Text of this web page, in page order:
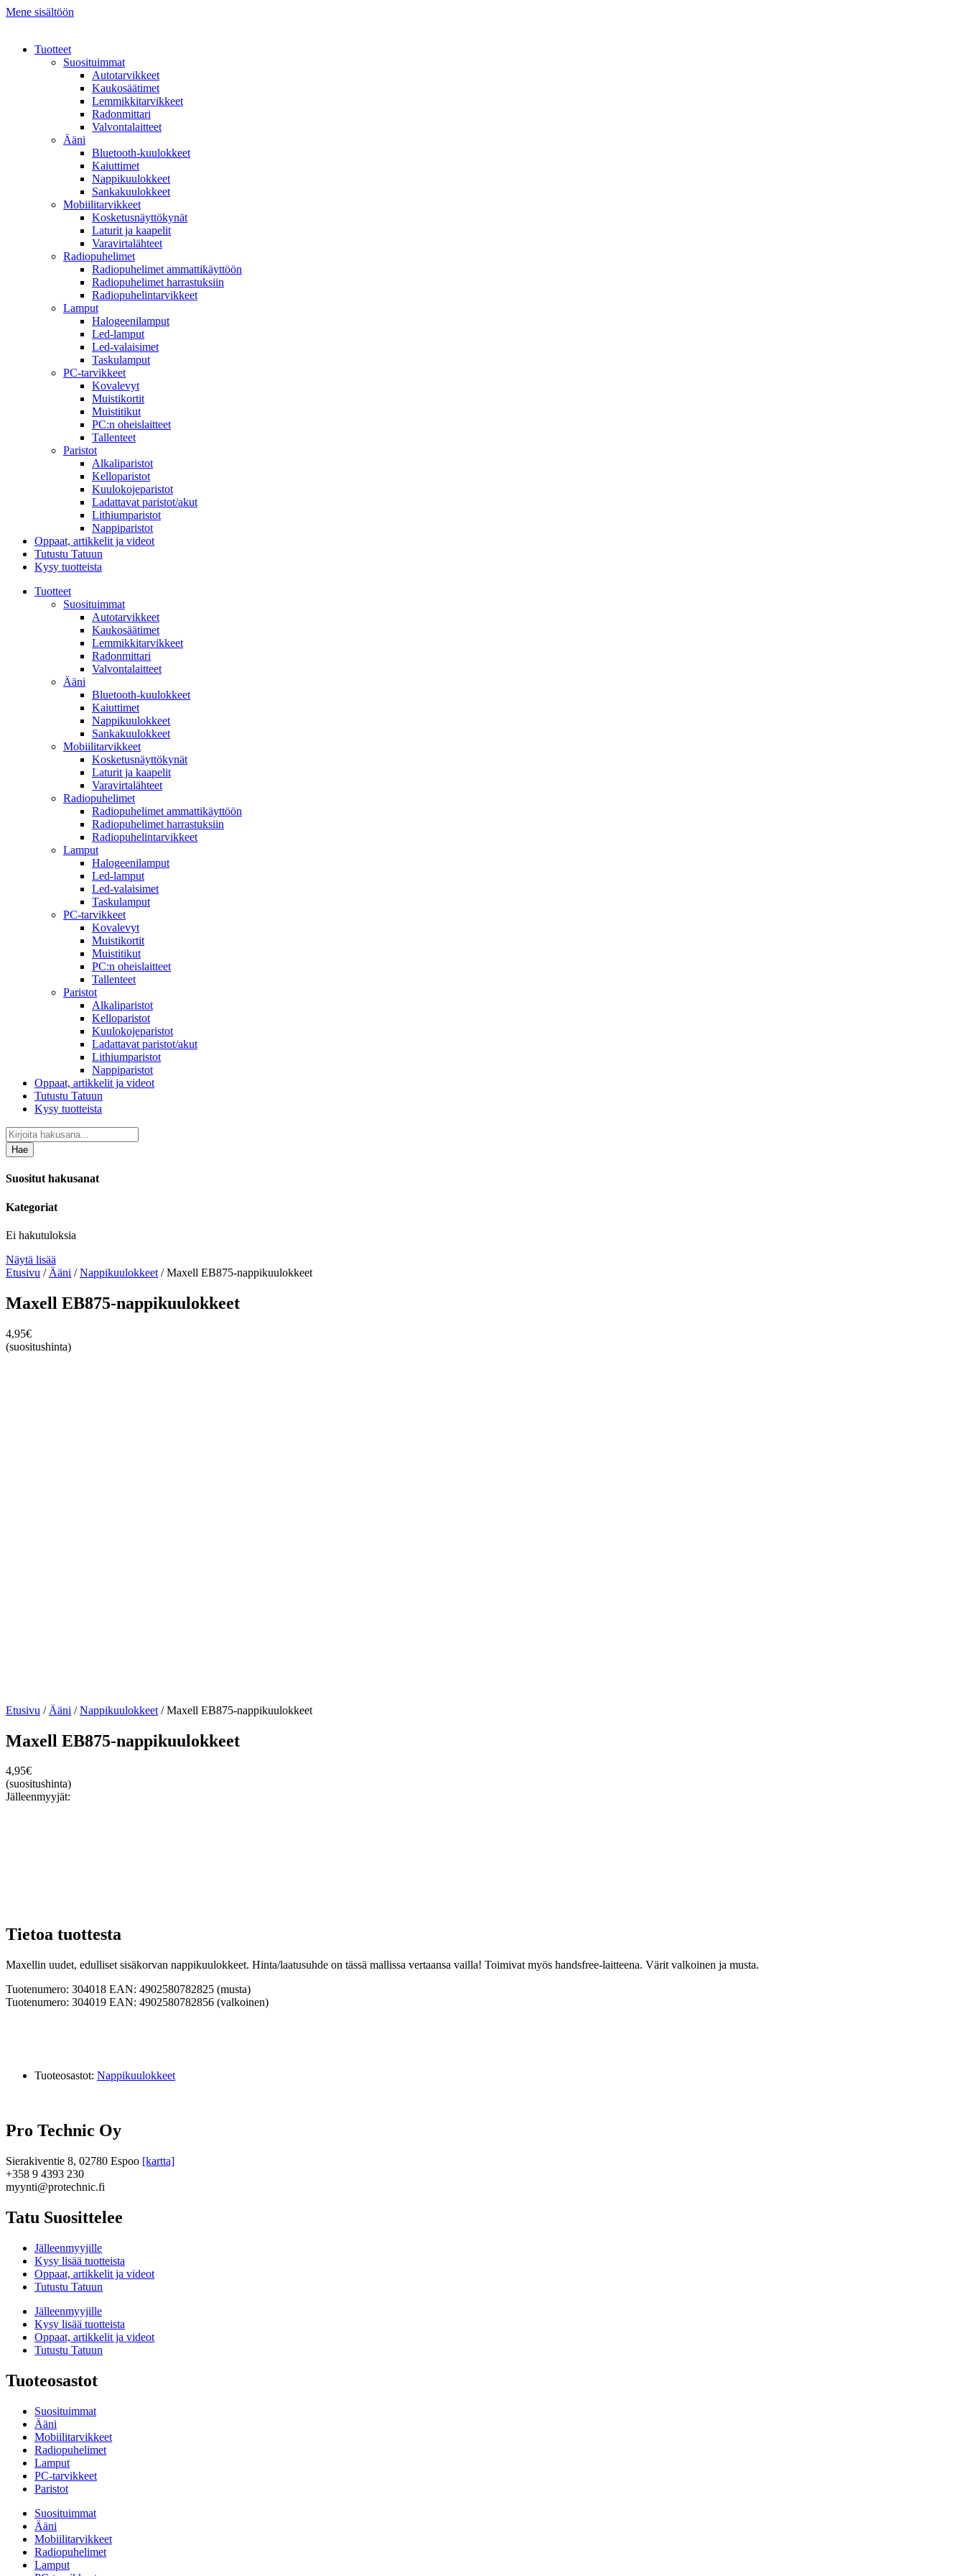
Mene sisältöön
Tuotteet
Suosituimmat
Autotarvikkeet
Kaukosäätimet
Lemmikkitarvikkeet
Radonmittari
Valvontalaitteet
Ääni
Bluetooth-kuulokkeet
Kaiuttimet
Nappikuulokkeet
Sankakuulokkeet
Mobiilitarvikkeet
Kosketusnäyttökynät
Laturit ja kaapelit
Varavirtalähteet
Radiopuhelimet
Radiopuhelimet ammattikäyttöön
Radiopuhelimet harrastuksiin
Radiopuhelintarvikkeet
Lamput
Halogeenilamput
Led-lamput
Led-valaisimet
Taskulamput
PC-tarvikkeet
Kovalevyt
Muistikortit
Muistitikut
PC:n oheislaitteet
Tallenteet
Paristot
Alkaliparistot
Kelloparistot
Kuulokojeparistot
Ladattavat paristot/akut
Lithiumparistot
Nappiparistot
Oppaat, artikkelit ja videot
Tutustu Tatuun
Kysy tuotteista
Tuotteet
Suosituimmat
Autotarvikkeet
Kaukosäätimet
Lemmikkitarvikkeet
Radonmittari
Valvontalaitteet
Ääni
Bluetooth-kuulokkeet
Kaiuttimet
Nappikuulokkeet
Sankakuulokkeet
Mobiilitarvikkeet
Kosketusnäyttökynät
Laturit ja kaapelit
Varavirtalähteet
Radiopuhelimet
Radiopuhelimet ammattikäyttöön
Radiopuhelimet harrastuksiin
Radiopuhelintarvikkeet
Lamput
Halogeenilamput
Led-lamput
Led-valaisimet
Taskulamput
PC-tarvikkeet
Kovalevyt
Muistikortit
Muistitikut
PC:n oheislaitteet
Tallenteet
Paristot
Alkaliparistot
Kelloparistot
Kuulokojeparistot
Ladattavat paristot/akut
Lithiumparistot
Nappiparistot
Oppaat, artikkelit ja videot
Tutustu Tatuun
Kysy tuotteista
Hae
Suositut hakusanat
Kategoriat
Ei hakutuloksia
Näytä lisää
Etusivu / Ääni /Nappikuulokkeet / Maxell EB875-nappikuulokkeet
Maxell EB875-nappikuulokkeet
4,95€
(suositushinta)
Etusivu / Ääni /Nappikuulokkeet / Maxell EB875-nappikuulokkeet
Maxell EB875-nappikuulokkeet
4,95€
(suositushinta)
Jälleenmyyjät:
Tietoa tuottesta
Maxellin uudet, edulliset sisäkorvan nappikuulokkeet. Hinta/laatusuhde on tässä mallissa vertaansa vailla! Toimivat myös handsfree-laitteena. Värit valkoinen ja musta.
Tuotenumero: 304018 EAN: 4902580782825 (musta)
Tuotenumero: 304019 EAN: 4902580782856 (valkoinen)
Tuoteosastot: Nappikuulokkeet
Pro Technic Oy
Sierakiventie 8, 02780 Espoo [kartta]
+358 9 4393 230
myynti@protechnic.fi
Tatu Suosittelee
Jälleenmyyjille
Kysy lisää tuotteista
Oppaat, artikkelit ja videot
Tutustu Tatuun
Jälleenmyyjille
Kysy lisää tuotteista
Oppaat, artikkelit ja videot
Tutustu Tatuun
Tuoteosastot
Suosituimmat
Ääni
Mobiilitarvikkeet
Radiopuhelimet
Lamput
PC-tarvikkeet
Paristot
Suosituimmat
Ääni
Mobiilitarvikkeet
Radiopuhelimet
Lamput